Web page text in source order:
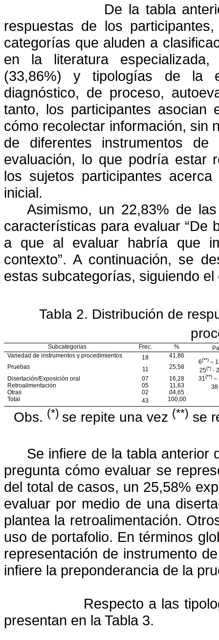
De la tabla
respuestas de los
categorías que aluden a
en la literatura especializada,
(33,86%) y tipologías de la
diagnóstico, de proceso,
tanto, los participantes asocian
cómo recolectar información, sin
de diferentes instrumentos
evaluación, lo que podría estar
los sujetos participantes
inicial.
Asimismo, un 22,83% de
características para evaluar “De
a que al evaluar habría que
contexto”. A continuación, se
estas subcategorías, siguiendo el
Tabla 2. Distribución de
Subcategorías Frec. %
Variedad de instrumentos y procedimientos
18
41,86
6(**)–
25(*)-
31(**)–
38
Pruebas 11
25,58
Disertación/Exposición oral
07
16,28
Retroalimentación
05
11,63
Otras
02
04,65
Total
43 100,00
Obs. (*) se repite una vez (**) se
Se infiere de la tabla anterior
pregunta cómo evaluar se
del total de casos, un 25,58%
evaluar por medio de una
plantea la retroalimentación.
uso de portafolio. En términos
representación de instrumento
infiere la preponderancia de la
Respecto a las
presentan en la Tabla 3.